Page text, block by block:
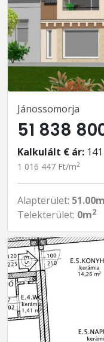
Jánossomorja
51 838
Kalkulált € ár:
1 016 447 Ft/m2
Alapterület: 51.00m
Telekterület: 0m2